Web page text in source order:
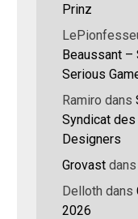
Prinz
Beaussant –
Serious
Ramiro dans
Syndicat
Designers
Grovast dans
Delloth dans
2026